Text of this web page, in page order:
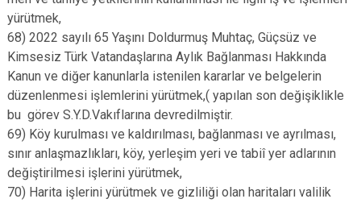
yürütmek,
68) 2022 sayılı 65 Yaşını Doldurmuş Muhtaç, Güçsüz ve
Kimsesiz Türk Vatandaşlarına Aylık Bağlanması Hakkında
Kanun ve diğer kanunlarla istenilen kararlar ve belgelerin
düzenlenmesi işlemlerini yürütmek,( yapılan son değişiklikle
bu görev S.Y.D.Vakıflarına devredilmiştir.
69) Köy kurulması ve kaldırılması, bağlanması ve ayrılması,
sınır anlaşmazlıkları, köy, yerleşim yeri ve tabiî yer adlarının
değiştirilmesi işlerini yürütmek,
70) Harita işlerini yürütmek ve gizliliği olan haritaları valilik